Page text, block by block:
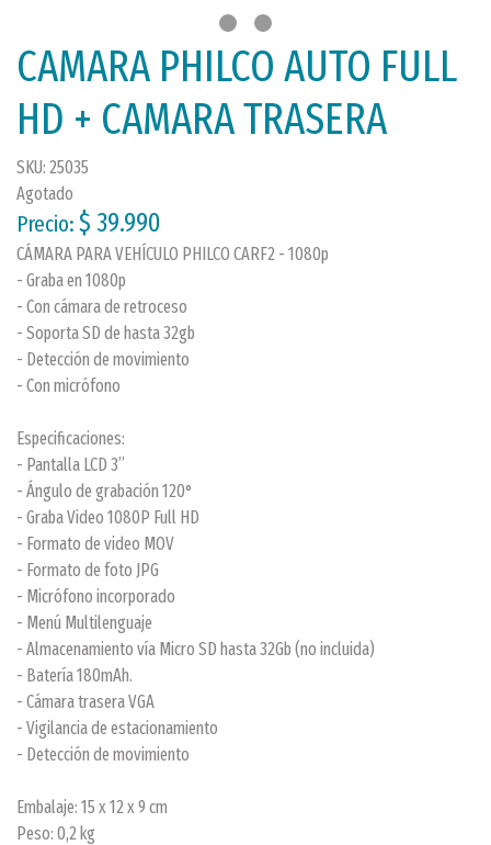
CAMARA PHILCO AUTO FULL
HD + CAMARA TRASERA
SKU: 25035
Agotado
Precio: $ 39.990
CÁMARA PARA VEHÍCULO PHILCO CARF2 - 1080p
- Graba en 1080p
- Con cámara de retroceso
- Soporta SD de hasta 32gb
- Detección de movimiento
- Con micrófono
Especificaciones:
- Pantalla LCD 3”
- Ángulo de grabación 120°
- Graba Video 1080P Full HD
- Formato de video MOV
- Formato de foto JPG
- Micrófono incorporado
- Menú Multilenguaje
- Almacenamiento vía Micro SD hasta 32Gb (no incluida)
- Batería 180mAh.
- Cámara trasera VGA
- Vigilancia de estacionamiento
- Detección de movimiento
Embalaje: 15 x 12 x 9 cm
Peso: 0,2 kg